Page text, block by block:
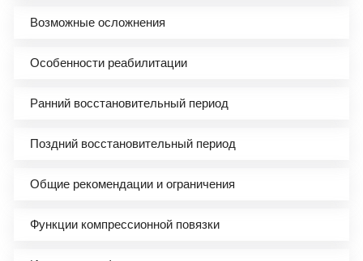
Возможные осложнения
Особенности реабилитации
Ранний восстановительный период
Поздний восстановительный период
Общие рекомендации и ограничения
Функции компрессионной повязки